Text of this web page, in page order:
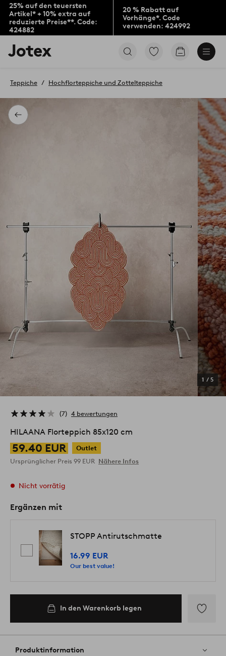
25% auf den teuersten
Artikel* + 10% extra auf
reduzierte Preise**. Code:
424882
20 % Rabatt auf
Vorhänge*. Code
verwenden: 424992
Jotex-
Logo
Startseite
Zu
Favoriten
Produkten
Zum
Zurück
Teppiche Hochflorteppiche und Zottelteppiche
1 / 5
7 4 bewertungen
HILAANA Florteppich 85x120 cm
59.40 EUR
Outlet
Ursprünglicher Preis 99 EUR Nähere Infos
Nicht vorrätig
Ergänzen mit
STOPP Antirutschmatte
16.99 EUR
Our best value!
In den Warenkorb legen
Favoriten
Produktinformation